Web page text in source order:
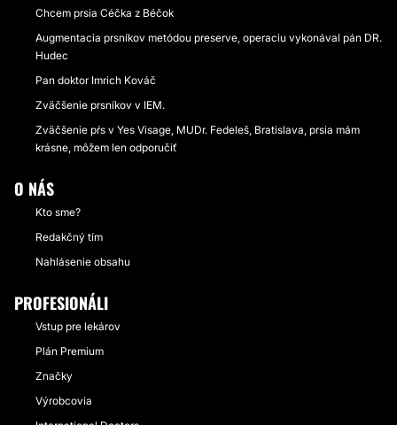
Chcem prsia Céčka z Béčok
Augmentacia prsníkov metódou preserve, operaciu vykonával pán DR.
Hudec
Pan doktor Imrich Kováč
Zväčšenie prsníkov v IEM.
Zväčšenie pŕs v Yes Visage, MUDr. Fedeleš, Bratislava, prsia mám
krásne, môžem len odporučiť
O NÁS
Kto sme?
Redakčný tím
Nahlásenie obsahu
PROFESIONÁLI
Vstup pre lekárov
Plán Premium
Značky
Výrobcovia